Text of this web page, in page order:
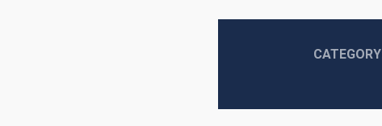
CATEGORY